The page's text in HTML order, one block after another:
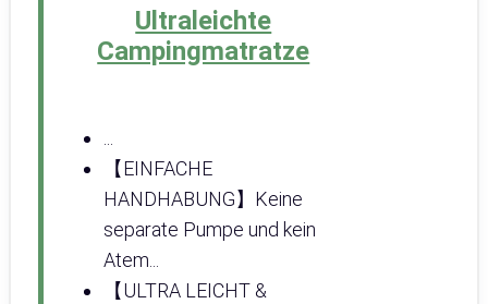
Ultraleichte
Campingmatratze
【EINFACHE
HANDHABUNG】Keine
separate Pumpe und kein
Atem...
【ULTRA LEICHT &